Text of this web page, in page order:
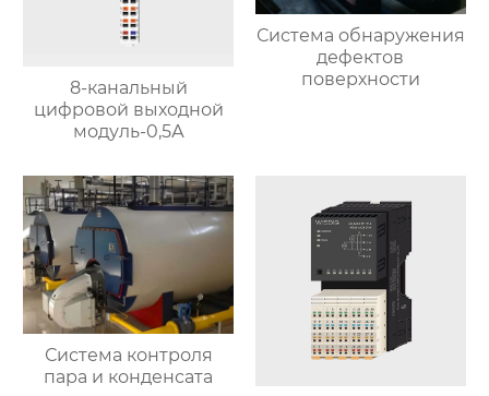
8-канальный
цифровой выходной
модуль-0,5А
Система обнаружения
дефектов
поверхности
Система контроля
пара и конденсата